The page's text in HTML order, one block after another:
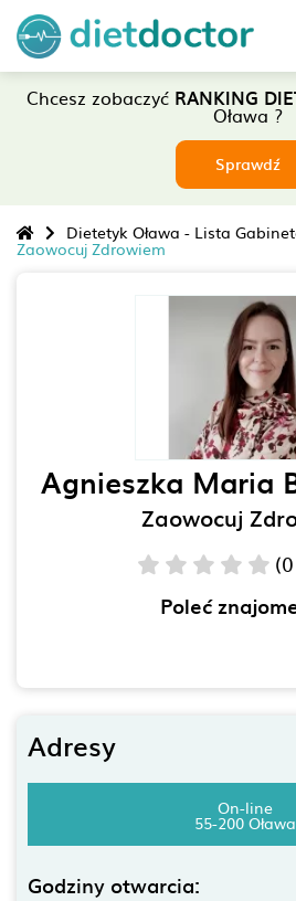
Chcesz zobaczyć RANKING
Oława ?
Sprawdź
Dietetyk Oława - Lista
Zaowocuj Zdrowiem
Agnieszka Maria
Zaowocuj
Poleć
Adresy
On-line
55-200 Oława
Godziny otwarcia: